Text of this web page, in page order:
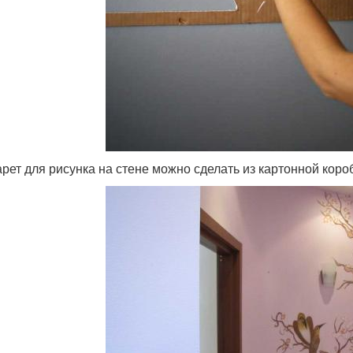
для рисунка на стене можно сделать из картонной